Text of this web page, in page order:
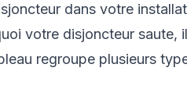
dans votre
votre disjoncteur
regroupe plusieurs